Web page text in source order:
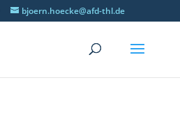
bjoern.hoecke@afd-thl.de